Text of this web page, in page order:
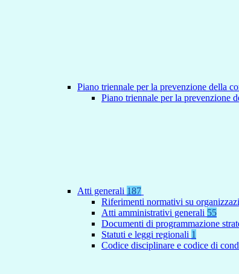
Piano triennale per la prevenzione della
Piano triennale per la prevenzione
Atti generali 187
Riferimenti normativi su
Atti amministrativi generali 55
Documenti di programmazione
Statuti e leggi regionali 1
Codice disciplinare e codice di